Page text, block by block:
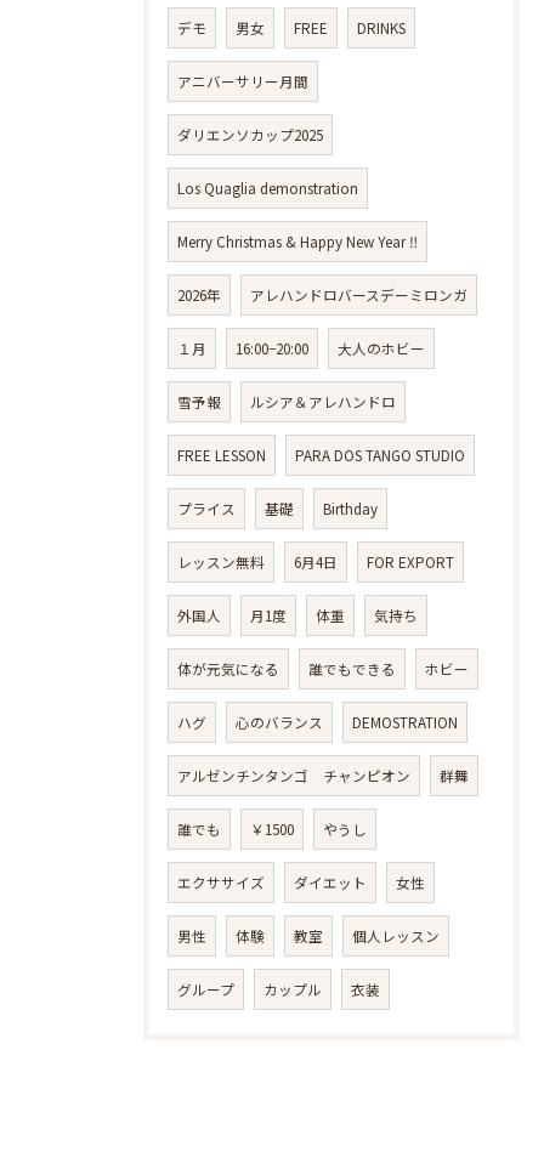
デモ 男女 FREE DRINKS
アニバーサリー月間
ダリエンソカップ2025
Los Quaglia demonstration
Merry Christmas & Happy New Year ‼️
2026年 アレハンドロバースデーミロンガ
１月 16:00−20:00 大人のホビー
雪予報 ルシア＆アレハンドロ
FREE LESSON PARA DOS TANGO STUDIO
プライス 基礎 Birthday
レッスン無料 6月4日 FOR EXPORT
外国人 月1度 体重 気持ち
体が元気になる 誰でもできる ホビー
ハグ 心のバランス DEMOSTRATION
アルゼンチンタンゴ チャンピオン 群舞
誰でも ￥1500 やうし
エクササイズ ダイエット 女性
男性 体験 教室 個人レッスン
グループ カップル 衣装